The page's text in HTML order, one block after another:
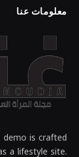
معلومات عنا
is crafted
a lifestyle site.